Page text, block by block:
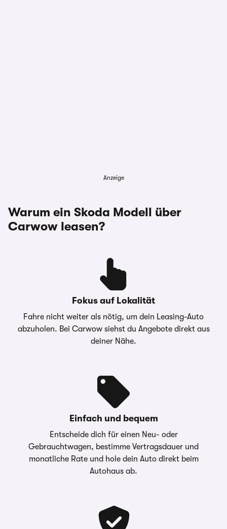
Anzeige
Warum ein Skoda Modell über
Carwow leasen?
Fokus auf Lokalität
Fahre nicht weiter als nötig, um dein Leasing-Auto
abzuholen. Bei Carwow siehst du Angebote direkt aus
deiner Nähe.
Einfach und bequem
Entscheide dich für einen Neu- oder
Gebrauchtwagen, bestimme Vertragsdauer und
monatliche Rate und hole dein Auto direkt beim
Autohaus ab.